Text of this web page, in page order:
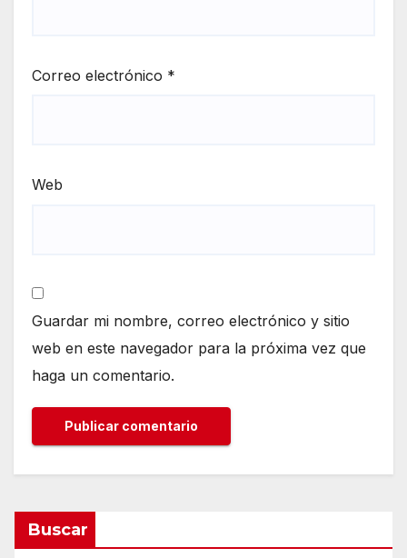
Correo electrónico *
Web
Guardar mi nombre, correo electrónico y sitio
web en este navegador para la próxima vez que
haga un comentario.
Buscar